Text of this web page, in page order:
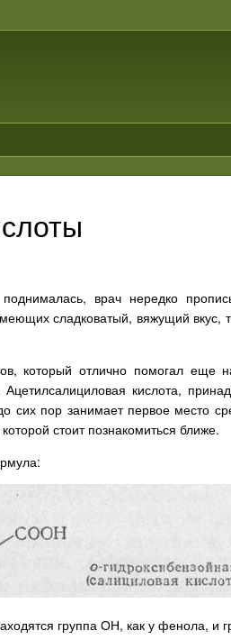
врач нередко
сладковатый, вяжущий вкус,
который отлично помогал
кислота,
сих пор занимает первое место
стоит познакомиться ближе.
группа ОН, как у фенола,